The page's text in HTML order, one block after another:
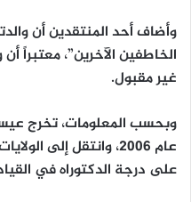
وأضاف أحد المنتقدين أن
الخاطفين الآخرين”، معتبراً
غير مقبول.
وبحسب المعلومات، تخرج
على درجة الدكتوراه في